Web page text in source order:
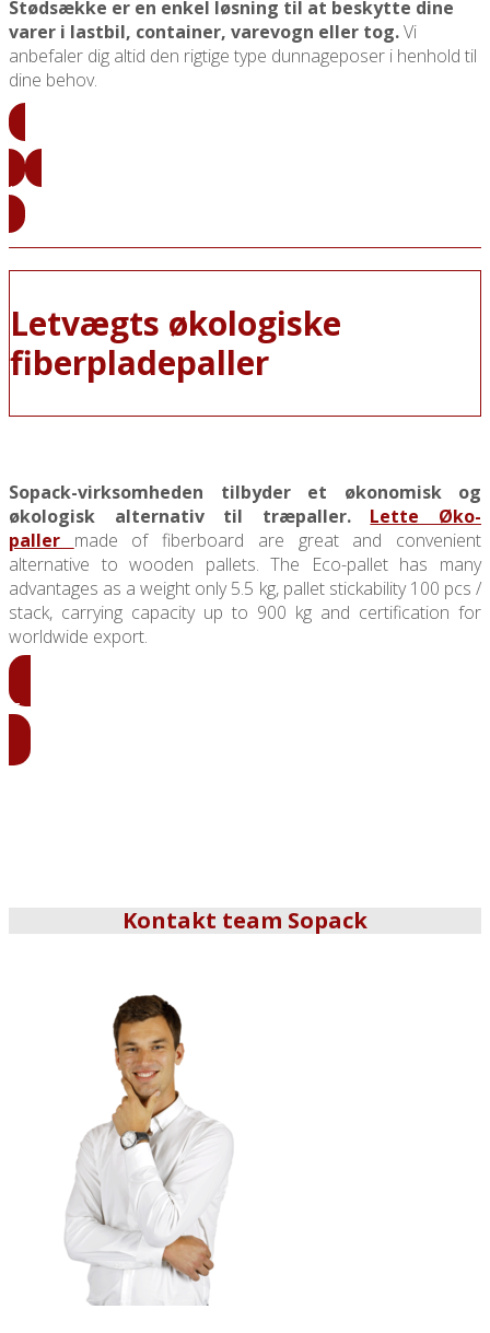
Stødsække er en enkel løsning til at beskytte dine
varer i lastbil, container, varevogn eller tog.Vi
anbefaler dig altid den rigtige type dunnageposer i henhold til
dine behov.
Dunnage Bag/Air Bag Priser
Læs mere
Letvægts økologiske
fiberpladepaller
Sopack-virksomheden tilbyder et økonomisk og
økologisk alternativ til træpaller.
Lette Øko-
paller
made of fiberboard are great and convenient
alternative to wooden pallets. The Eco-pallet has many
advantages as a weight only 5.5 kg, pallet stickability 100 pcs /
stack, carrying capacity up to 900 kg and certification for
worldwide export.
Eco-palle Prissætning
Kontakt team Sopack